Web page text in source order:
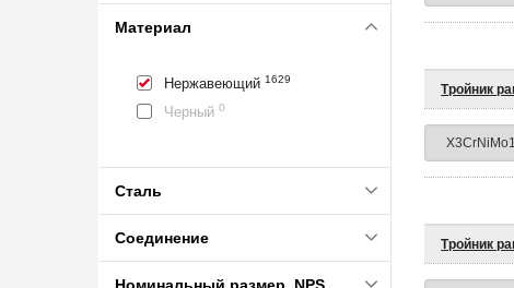
Материал
Нержавеющий 1629
Черный 0
Сталь
Соединение
Тройник
Тройник